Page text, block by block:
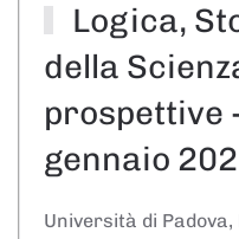
Logica,
della
prospettive
gennaio
Università di Padova,